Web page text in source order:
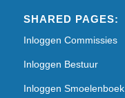
SHARED PAGES:
Inloggen Commissies
Inloggen Bestuur
Inloggen Smoelenboek